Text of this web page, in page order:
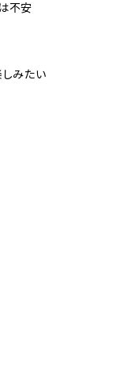
不安
みたい